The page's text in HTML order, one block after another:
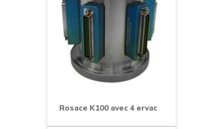
Rosace K100 avec 4 ervac